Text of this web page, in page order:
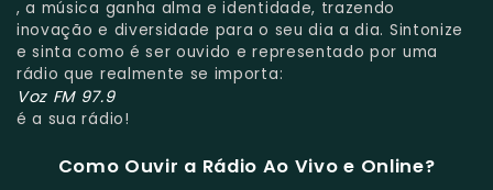
, a música ganha alma e identidade, trazendo
inovação e diversidade para o seu dia a dia. Sintonize
e sinta como é ser ouvido e representado por uma
rádio que realmente se importa:
Voz FM 97.9
é a sua rádio!
Como Ouvir a Rádio Ao Vivo e Online?